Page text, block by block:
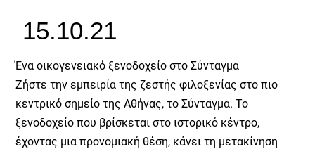
15.10.21
Ένα οικογενειακό ξενοδοχείο στο Σύνταγμα
Ζήστε την εμπειρία της ζεστής φιλοξενίας στο πιο
κεντρικό σημείο της Αθήνας, το Σύνταγμα. Το
ξενοδοχείο που βρίσκεται στο ιστορικό κέντρο,
έχοντας μια προνομιακή θέση, κάνει τη μετακίνηση